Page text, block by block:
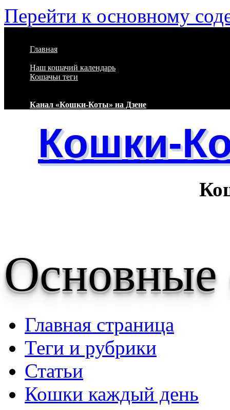
Перейти к основному
Главная
Наш кошачий календарь
Кошачьи теги
Канал «Кошки-Коты» на Дзене
Кошки-
Кошачий
Основные
Главная страница
Теги и рубрики
Статьи
Кошки каждый день